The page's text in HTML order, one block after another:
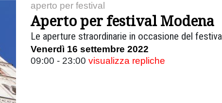
aperto per festival
Aperto per festival Modena
Le aperture straordinarie in occasione del
Venerdì 16 settembre 2022
09:00 - 23:00 visualizza repliche